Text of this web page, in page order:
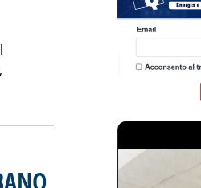
notizia: 'MEETING A LIVORNO